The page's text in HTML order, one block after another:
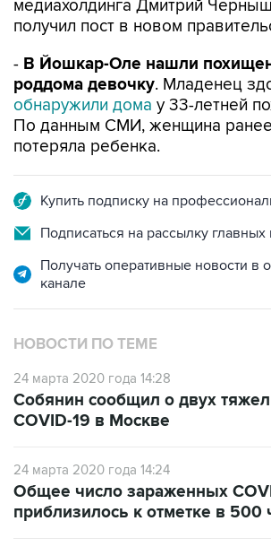
-В Йошкар-Оле нашли
обнаружили домау 33-летней
По данным СМИ, женщина ранее
потеряла ребенка.
Подписаться на рассылку главных
Получать оперативные новости в
НОВОСТИ ПО ТЕМЕ
24 марта 2020 года 14:28
COVID-19 в Москве
приблизилось к отметке в 500
24 марта 2020 года 14:04